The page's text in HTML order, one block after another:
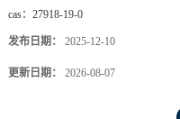
cas： 27918-19-0
发布日期： 2025-12-10
更新日期： 2026-08-07